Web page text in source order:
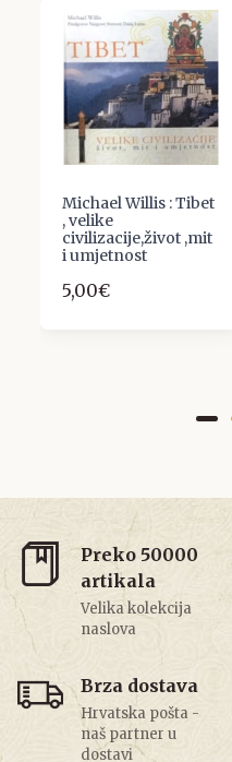
Michael Willis : Tibet
, velike
civilizacije,život ,mit
i umjetnost
5,00€
Preko 50000
artikala
Velika kolekcija
naslova
Brza dostava
Hrvatska pošta -
naš partner u
dostavi